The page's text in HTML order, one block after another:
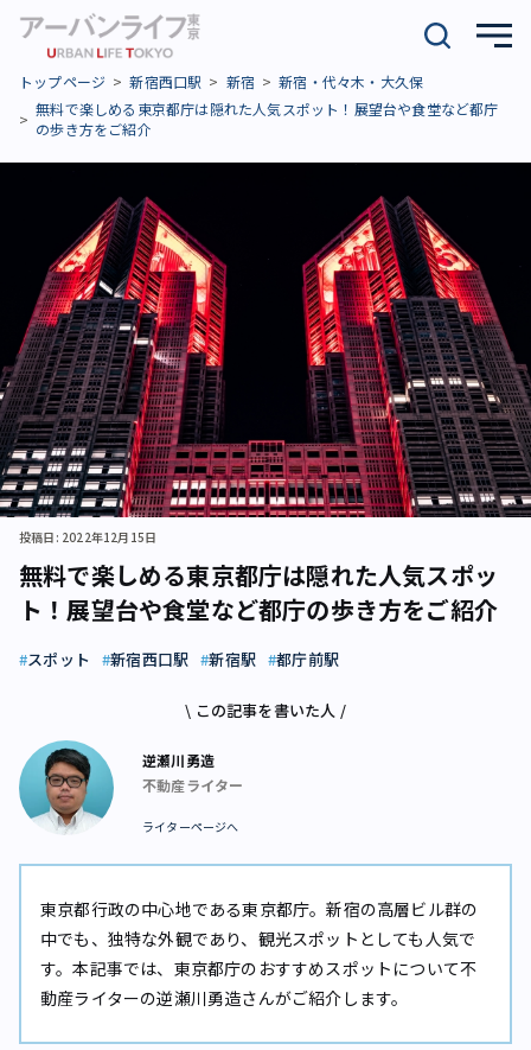
トップページ 新宿西口駅 新宿
新宿・代々木・大久保
無料で楽しめる東京都庁は隠れた人気スポット！展望台や食堂など都庁
の歩き方をご紹介
無料で楽しめる東京都庁は隠れた人気スポッ
ト！展望台や食堂など都庁の歩き方をご紹介
投稿日: 2022年12月15日
スポット 新宿西口駅 新宿駅 都庁前駅
\ この記事を書いた人 /
逆瀬川勇造
不動産ライター
ライターページへ
東京都行政の中心地である東京都庁。新宿の高層ビル群の
中でも、独特な外観であり、観光スポットとしても人気で
す。本記事では、東京都庁のおすすめスポットについて不
動産ライターの逆瀬川勇造さんがご紹介します。